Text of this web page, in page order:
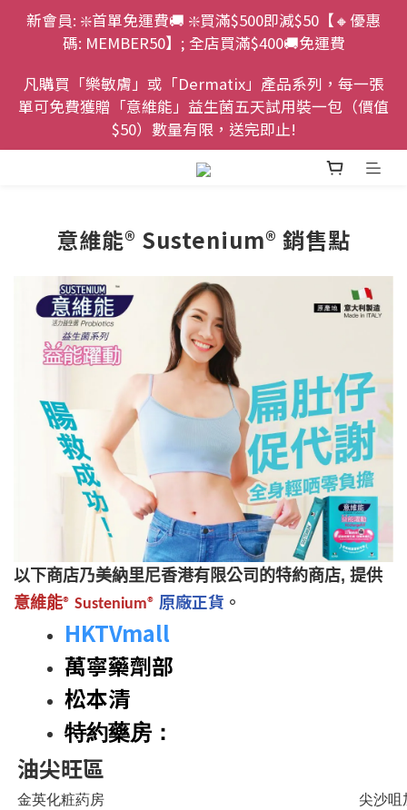
新會員: ❇️首單免運費🚚 ❇️買滿$500即減$50【🔸優惠
碼: MEMBER50】; 全店買滿$400🚚免運費
凡購買「樂敏膚」或「Dermatix」產品系列，每一張
單可免費獲贈「意維能」益生菌五天試用裝一包（價值
$50）數量有限，送完即止!
意維能® Sustenium® 銷售點
以下商店乃美納里尼香港有限公司的特約商店, 提供
意維能® Sustenium® 原廠正貨 。
HKTVmall
萬寧藥劑部
松本清
特約藥房 ：
油尖旺區
金英化粧葯房
尖沙咀